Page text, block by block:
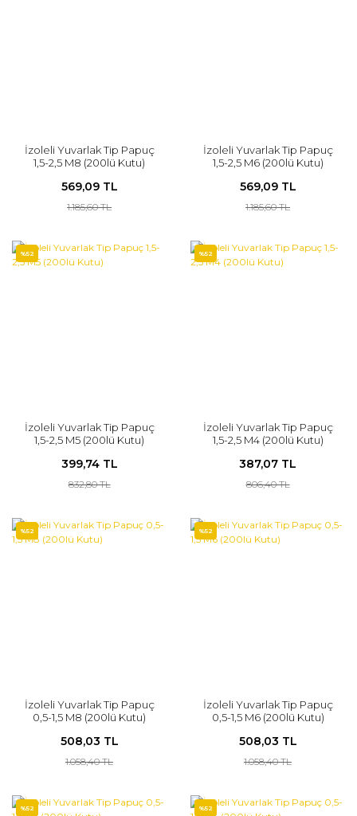
İzoleli Yuvarlak Tip Papuç
1,5-2,5 M8 (200lü Kutu)
569,09 TL
1.185,60 TL
İzoleli Yuvarlak Tip Papuç
1,5-2,5 M6 (200lü Kutu)
569,09 TL
1.185,60 TL
%52
İzoleli Yuvarlak Tip Papuç
1,5-2,5 M5 (200lü Kutu)
399,74 TL
832,80 TL
%52
İzoleli Yuvarlak Tip Papuç
1,5-2,5 M4 (200lü Kutu)
387,07 TL
806,40 TL
%52
İzoleli Yuvarlak Tip Papuç
0,5-1,5 M8 (200lü Kutu)
508,03 TL
1.058,40 TL
%52
İzoleli Yuvarlak Tip Papuç
0,5-1,5 M6 (200lü Kutu)
508,03 TL
1.058,40 TL
%52 %52